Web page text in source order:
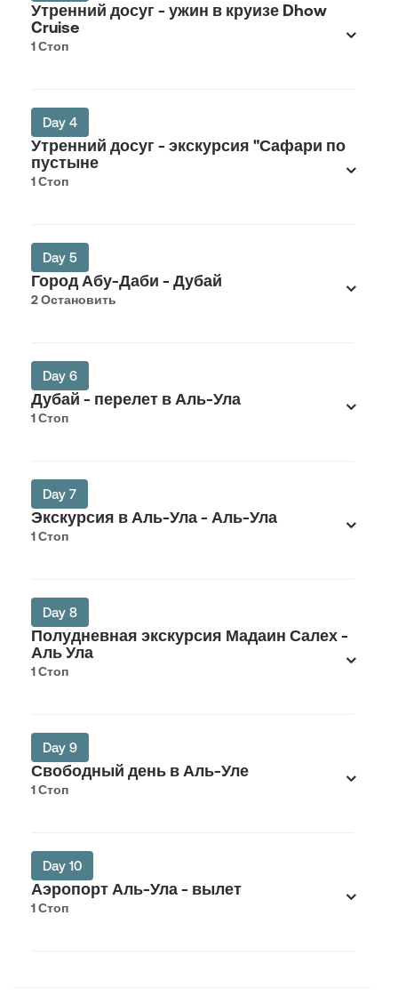
Утренний досуг - ужин в круизе Dhow
Cruise
1 Стоп
Day 4
Утренний досуг - экскурсия "Сафари по
пустыне
1 Стоп
Day 5
Город Абу-Даби - Дубай
2 Остановить
Day 6
Дубай - перелет в Аль-Ула
1 Стоп
Day 7
Экскурсия в Аль-Ула - Аль-Ула
1 Стоп
Day 8
Полудневная экскурсия Мадаин Салех -
Аль Ула
1 Стоп
Day 9
Свободный день в Аль-Уле
1 Стоп
Day 10
Аэропорт Аль-Ула - вылет
1 Стоп